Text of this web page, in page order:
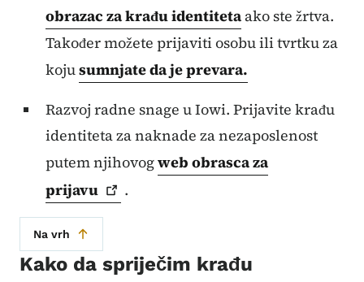
obrazac za krađu identiteta ako ste žrtva.
Također možete prijaviti osobu ili tvrtku za
kojusumnjate da je prevara.
Razvoj radne snage u Iowi. Prijavite krađu
identiteta za naknade za nezaposlenost
putem njihovogweb obrasca za
prijavu
.
Na vrh
Kako da spriječim krađu